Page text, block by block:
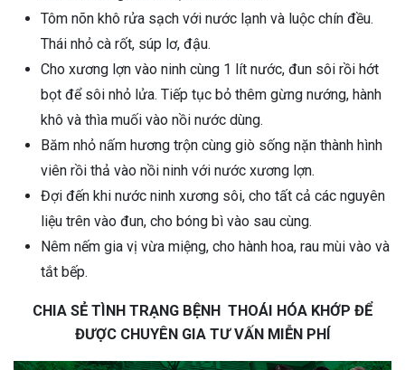
Tôm nõn khô rửa sạch với nước lạnh và luộc chín đều.
Thái nhỏ cà rốt, súp lơ, đậu.
Cho xương lợn vào ninh cùng 1 lít nước, đun sôi rồi hớt
bọt để sôi nhỏ lửa. Tiếp tục bỏ thêm gừng nướng, hành
khô và thìa muối vào nồi nước dùng.
Băm nhỏ nấm hương trộn cùng giò sống nặn thành hình
viên rồi thả vào nồi ninh với nước xương lợn.
Đợi đến khi nước ninh xương sôi, cho tất cả các nguyên
liệu trên vào đun, cho bóng bì vào sau cùng.
Nêm nếm gia vị vừa miệng, cho hành hoa, rau mùi vào và
tắt bếp.
CHIA SẺ TÌNH TRẠNG BỆNH THOÁI HÓA KHỚP ĐỂ
ĐƯỢC CHUYÊN GIA TƯ VẤN MIỄN PHÍ